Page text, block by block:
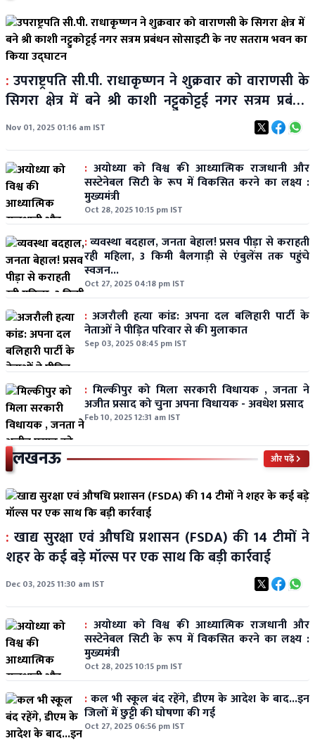
: उपराष्ट्रपति सी.पी. राधाकृष्णन ने शुक्रवार को वाराणसी के
सिगरा क्षेत्र में बने श्री काशी नट्टुकोट्टई नगर सत्रम प्रबंधन
सोसाइटी के नए सतराम भवन का किया उद्घाटन
Nov 01, 2025 01:16 am IST
: अयोध्या को विश्व की आध्यात्मिक राजधानी और
सस्टेनेबल सिटी के रूप में विकसित करने का लक्ष्य :
मुख्यमंत्री
Oct 28, 2025 10:15 pm IST
:व्यवस्था बदहाल, जनता बेहाल! प्रसव पीड़ा से कराहती
रही महिला, 3 किमी बैलगाड़ी से एंबुलेंस तक पहुंचे
स्वजन...
Oct 27, 2025 04:18 pm IST
: अजरौली हत्या कांड: अपना दल बलिहारी पार्टी के
नेताओं ने पीड़ित परिवार से की मुलाकात
Sep 03, 2025 08:45 pm IST
: मिल्कीपुर को मिला सरकारी विधायक , जनता ने
अजीत प्रसाद को चुना अपना विधायक - अवधेश प्रसाद
Feb 10, 2025 12:31 am IST
लखनऊ और पढ़ें
: खाद्य सुरक्षा एवं औषधि प्रशासन (FSDA) की 14 टीमों ने
शहर के कई बड़े मॉल्स पर एक साथ कि बड़ी कार्रवाई
Dec 03, 2025 11:30 am IST
: अयोध्या को विश्व की आध्यात्मिक राजधानी और
सस्टेनेबल सिटी के रूप में विकसित करने का लक्ष्य :
मुख्यमंत्री
Oct 28, 2025 10:15 pm IST
:कल भी स्कूल बंद रहेंगे, डीएम के आदेश के बाद...इन
जिलों में छुट्टी की घोषणा की गई
Oct 27, 2025 06:56 pm IST